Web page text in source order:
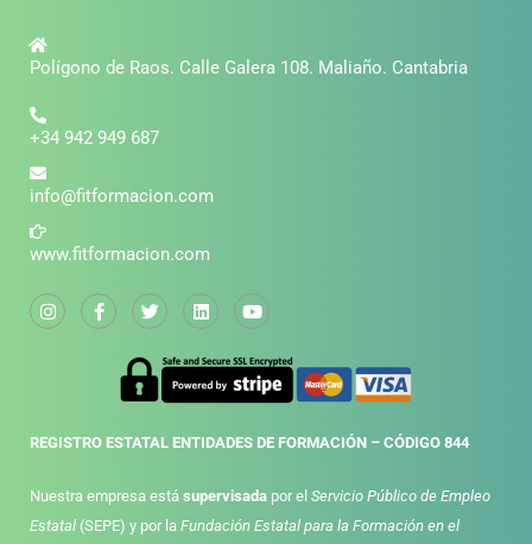
Polígono de Raos. Calle Galera 108. Maliaño. Cantabria
+34 942 949 687
info@fitformacion.com
www.fitformacion.com
REGISTRO ESTATAL ENTIDADES DE FORMACIÓN – CÓDIGO 844
Nuestra empresa está supervisada por el Servicio Público de Empleo
Estatal (SEPE) y por la Fundación Estatal para la Formación en el